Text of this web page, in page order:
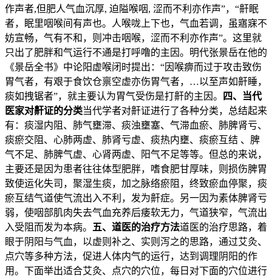
作声者,但肥人气血沉厚, 迫隘喉咽, 涩而不利亦作声”，“鼾眠
者，眠里咽喉间有声也。人喉咙上下也，气血若调，虽寤寐不
妨宣畅，气有不和，则冲击咽喉，涩而不利亦作声”。这里就
只出了肥胖和气运行不通是打呼噜的主因。明代张景岳在他的
《景岳全书》中论阳虚喉闭时提出：“因喉痹而过于攻击致伤
胃气者，有艰于食饮仓禀空虚亦伤胃气者，…以至声如鼾睡，
痰如拽锯者”，就主要认为胃气受伤是打鼾的主因。
四、当代
医家对鼾证的分类当代学者对鼾证进行了各种分类，总结起来
有：痰湿内阻、肺气壅滞、痰浊壅塞、气滞血瘀、肺脾肾亏、
痰瘀交阻、心肺两虚、肺肾亏虚、痰热内壅、痰瘀互结 、脾
气不足、肺脾气虚、心肾两虚、阳气不足等等。但总的来说，
主要还是因为患者往往体型肥胖，嗜食肥甘厚味，则损伤脾胃
致使运化失司，聚湿生痰，加之脉络瘀阻，终致瘀血停聚，痰
瘀互结气道使气流出入不利，发为鼾症。另一因为素体脾肾亏
弱，使咽部肌肉失去气血充养后痿软无力，气道狭窄，气流出
入受阻而发为本病。
五、道医的治疗方法道医的治疗思路，着
眼于阴阳与气血，以虚则补之、实则泻之的思路，通过艾灸、
点穴等多种方法，促进人体内气的运行，达到调理阴阳的作
用。下面举出适合艾灸、点穴的穴位，每日对下面的穴位进行